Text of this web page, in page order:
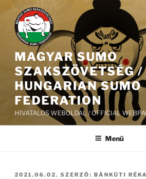
Tartalomhoz
MAGYAR SUMO
SZAKSZÖVETSÉG /
HUNGARIAN SUMO
FEDERATION
HIVATALOS WEBOLDAL / OFFICIAL
Menü
BEKÜLDVE:
2021.06.02. SZERZŐ: BÁNKÚTI